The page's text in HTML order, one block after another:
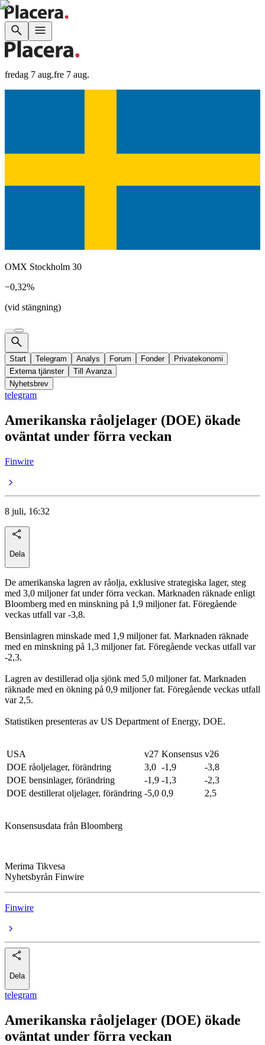
fredag 7 aug.fre 7 aug.
OMX Stockholm 30
−0,32%
(vid stängning)
Start Telegram Analys Forum Fonder
Privatekonomi
Externa tjänster
Till Avanza
Nyhetsbrev
telegram
Amerikanska råoljelager (DOE) ökade
oväntat under förra veckan
Finwire
8 juli, 16:32
Dela
De amerikanska lagren av råolja, exklusive strategiska lager, steg
med 3,0 miljoner fat under förra veckan. Marknaden räknade enligt
Bloomberg med en minskning på 1,9 miljoner fat. Föregående
veckas utfall var -3,8.
Bensinlagren minskade med 1,9 miljoner fat. Marknaden räknade
med en minskning på 1,3 miljoner fat. Föregående veckas utfall var
-2,3.
Lagren av destillerad olja sjönk med 5,0 miljoner fat. Marknaden
räknade med en ökning på 0,9 miljoner fat. Föregående veckas utfall
var 2,5.
Statistiken presenteras av US Department of Energy, DOE.
USA v27 Konsensus v26
DOE råoljelager, förändring
3,0 -1,9
-3,8
DOE bensinlager, förändring
-1,9 -1,3
-2,3
DOE destillerat oljelager, förändring -5,0 0,9 2,5
Konsensusdata från Bloomberg
Merima Tikvesa
Nyhetsbyrån Finwire
Finwire
Dela
telegram
Amerikanska råoljelager (DOE) ökade
oväntat under förra veckan